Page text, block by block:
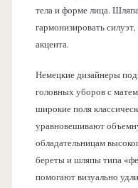
тела и форме лица.
гармонизировать
акцента.
Немецкие дизайнеры
головных уборов с
широкие поля
уравновешивают
обладательницам
береты и шляпы типа
помогают визуально